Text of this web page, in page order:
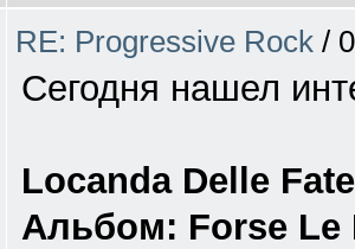
RE: Progressive Rock /
Сегодня нашел
Locanda Delle
Альбом: Forse Le